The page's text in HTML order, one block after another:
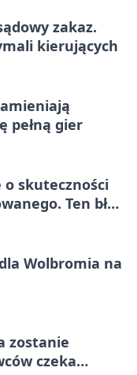
zakaz.
kierujących
pełną gier
o skuteczności
Ten błąd
Wolbromia na
zostanie
czeka